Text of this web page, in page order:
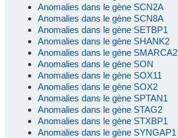
Anomalies dans le gène SCN2A
Anomalies dans le gène SCN8A
Anomalies dans le gène SETBP1
Anomalies dans le gène SHANK2
Anomalies dans le gène SMARCA2
Anomalies dans le gène SON
Anomalies dans le gène SOX11
Anomalies dans le gène SOX2
Anomalies dans le gène SPTAN1
Anomalies dans le gène STAG2
Anomalies dans le gène STXBP1
Anomalies dans le gène SYNGAP1